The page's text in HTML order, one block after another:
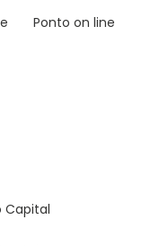
ponto on line
Capital